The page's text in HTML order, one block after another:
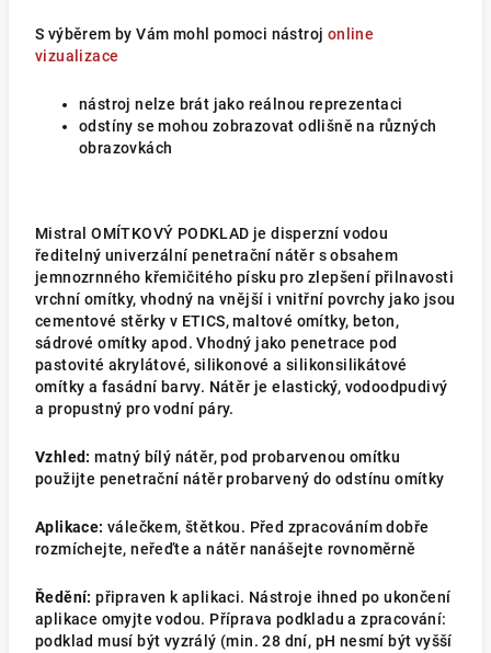
S výběrem by Vám mohl pomoci nástroj online
vizualizace
nástroj nelze brát jako reálnou reprezentaci
odstíny se mohou zobrazovat odlišně na různých
obrazovkách
Mistral OMÍTKOVÝ PODKLAD je disperzní vodou
ředitelný univerzální penetrační nátěr s obsahem
jemnozrnného křemičitého písku pro zlepšení přilnavosti
vrchní omítky, vhodný na vnější i vnitřní povrchy jako jsou
cementové stěrky v ETICS, maltové omítky, beton,
sádrové omítky apod. Vhodný jako penetrace pod
pastovité akrylátové, silikonové a silikonsilikátové
omítky a fasádní barvy. Nátěr je elastický, vodoodpudivý
a propustný pro vodní páry.
Vzhled: matný bílý nátěr, pod probarvenou omítku
použijte penetrační nátěr probarvený do odstínu omítky
Aplikace: válečkem, štětkou. Před zpracováním dobře
rozmíchejte, neřeďte a nátěr nanášejte rovnoměrně
Ředění: připraven k aplikaci. Nástroje ihned po ukončení
aplikace omyjte vodou. Příprava podkladu a zpracování:
podklad musí být vyzrálý (min. 28 dní, pH nesmí být vyšší